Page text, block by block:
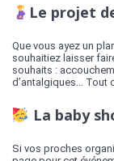
Le projet
Que vous ayez un
souhaitiez laisser
souhaits :
d’antalgiques… Tout
La baby
Si vos proches